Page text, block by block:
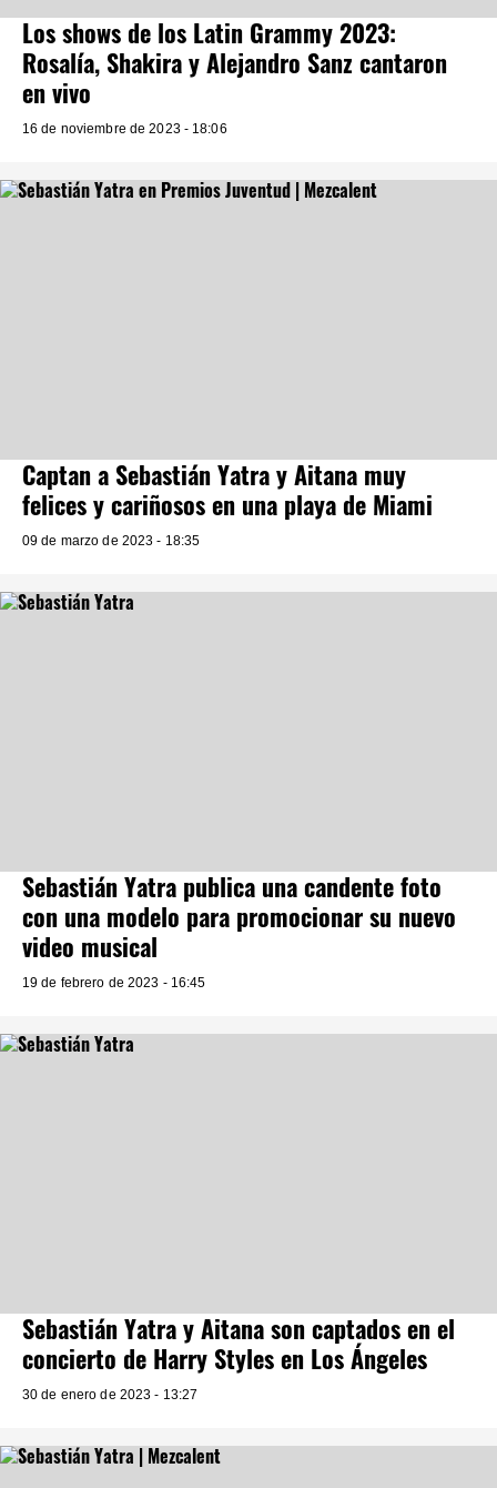
Los shows de los Latin Grammy 2023:
Rosalía, Shakira y Alejandro Sanz cantaron
en vivo
16 de noviembre de 2023 - 18:06
Captan a Sebastián Yatra y Aitana muy
felices y cariñosos en una playa de Miami
09 de marzo de 2023 - 18:35
Sebastián Yatra publica una candente foto
con una modelo para promocionar su nuevo
video musical
19 de febrero de 2023 - 16:45
Sebastián Yatra y Aitana son captados en el
concierto de Harry Styles en Los Ángeles
30 de enero de 2023 - 13:27